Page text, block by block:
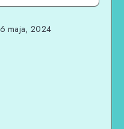
6 maja, 2024